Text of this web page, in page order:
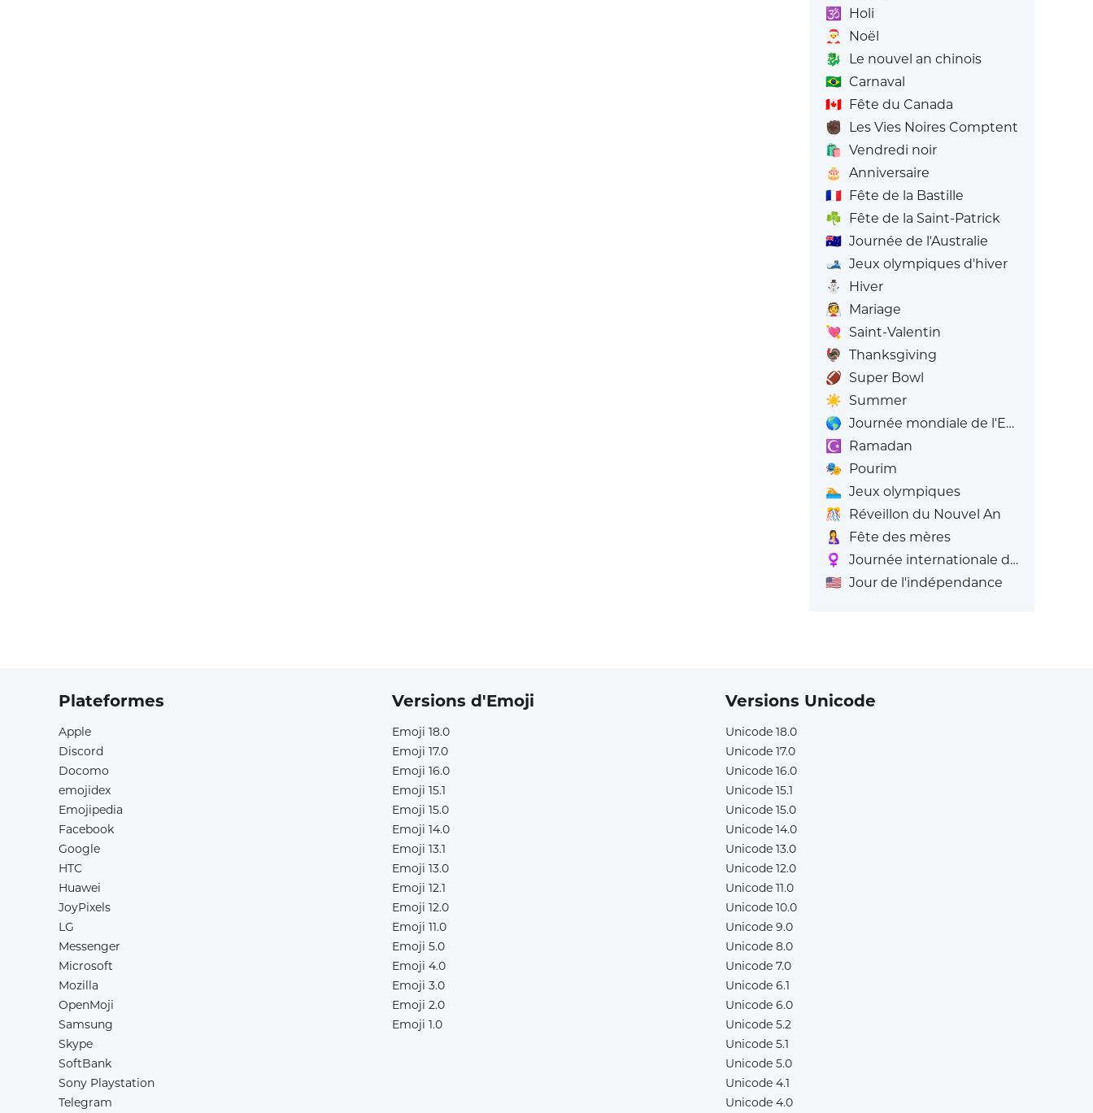
🕉️
Holi
🎅
Noël
🐉
Le nouvel an chinois
🇧🇷 Carnaval
🇨🇦 Fête du Canada
✊🏿 Les Vies Noires Comptent
🛍️ Vendredi noir
🎂
Anniversaire
🇫🇷 Fête de la Bastille
☘️ Fête de la Saint-Patrick
🇦🇺 Journée de l'Australie
🎿 Jeux olympiques d'hiver
⛄
Hiver
👰 Mariage
💘 Saint-Valentin
🦃 Thanksgiving
🏈 Super Bowl
☀️ Summer
🌎 Journée mondiale de l'Emoji
☪️
Ramadan
🎭 Pourim
🏊 Jeux olympiques
🎊
Réveillon du Nouvel An
🤱
Fête des mères
♀️
Journée internationale de la femme
🇺🇸 Jour de l'indépendance
Plateformes
Apple
Discord
Docomo
emojidex
Emojipedia
Facebook
Google
HTC
Huawei
JoyPixels
LG
Messenger
Microsoft
Mozilla
OpenMoji
Samsung
Skype
SoftBank
Sony Playstation
Telegram
Versions d'Emoji
Emoji 18.0
Emoji 17.0
Emoji 16.0
Emoji 15.1
Emoji 15.0
Emoji 14.0
Emoji 13.1
Emoji 13.0
Emoji 12.1
Emoji 12.0
Emoji 11.0
Emoji 5.0
Emoji 4.0
Emoji 3.0
Emoji 2.0
Emoji 1.0
Versions Unicode
Unicode 18.0
Unicode 17.0
Unicode 16.0
Unicode 15.1
Unicode 15.0
Unicode 14.0
Unicode 13.0
Unicode 12.0
Unicode 11.0
Unicode 10.0
Unicode 9.0
Unicode 8.0
Unicode 7.0
Unicode 6.1
Unicode 6.0
Unicode 5.2
Unicode 5.1
Unicode 5.0
Unicode 4.1
Unicode 4.0